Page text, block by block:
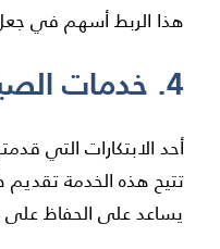
هذا الربط أسهم في جعل
4. خدمات الصيانة
أحد الابتكارات التي
تتيح هذه الخدمة
يساعد على الحفاظ على